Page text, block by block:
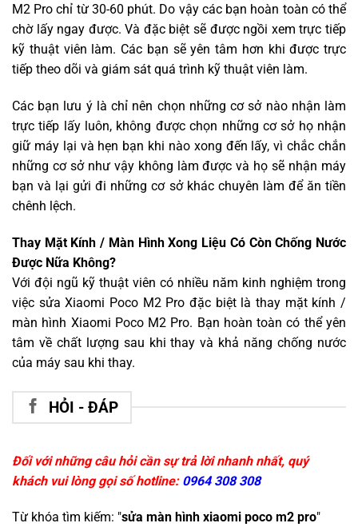
M2 Pro chỉ từ 30-60 phút. Do vậy các bạn hoàn toàn có thể
chờ lấy ngay được. Và đặc biệt sẽ được ngồi xem trực tiếp
kỹ thuật viên làm. Các bạn sẽ yên tâm hơn khi được trực
tiếp theo dõi và giám sát quá trình kỹ thuật viên làm.
Các bạn lưu ý là chỉ nên chọn những cơ sở nào nhận làm
trực tiếp lấy luôn, không được chọn những cơ sở họ nhận
giữ máy lại và hẹn bạn khi nào xong đến lấy, vì chắc chắn
những cơ sở như vậy không làm được và họ sẽ nhận máy
bạn và lại gửi đi những cơ sở khác chuyên làm để ăn tiền
chênh lệch.
Thay Mặt Kính / Màn Hình Xong Liệu Có Còn Chống Nước
Được Nữa Không?
Với đội ngũ kỹ thuật viên có nhiều năm kinh nghiệm trong
việc sửa Xiaomi Poco M2 Pro đặc biệt là thay mặt kính /
màn hình Xiaomi Poco M2 Pro. Bạn hoàn toàn có thể yên
tâm về chất lượng sau khi thay và khả năng chống nước
của máy sau khi thay.
HỎI - ĐÁP
Đối với những câu hỏi cần sự trả lời nhanh nhất, quý
khách vui lòng gọi số hotline: 0964 308 308
Từ khóa tìm kiếm: "sửa màn hình xiaomi poco m2 pro"